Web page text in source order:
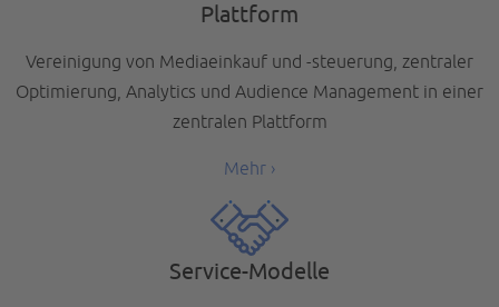
Plattform
Vereinigung von Mediaeinkauf und -steuerung, zentraler
Optimierung, Analytics und Audience Management in einer
zentralen Plattform
Mehr ›
Service-Modelle